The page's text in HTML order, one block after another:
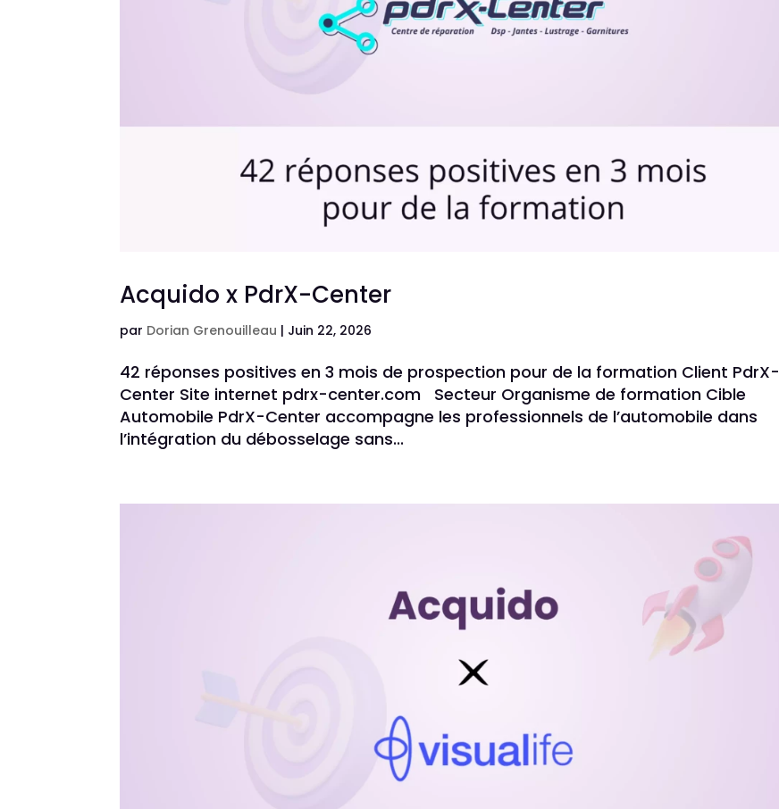
Acquido x PdrX-Center
par Dorian Grenouilleau | Juin 22, 2026
42 réponses positives en 3 mois de prospection pour de la formation Client PdrX-
Center Site internet pdrx-center.com Secteur Organisme de formation Cible
Automobile PdrX-Center accompagne les professionnels de l’automobile dans
l’intégration du débosselage sans...